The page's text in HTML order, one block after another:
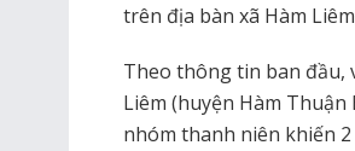
trên địa bàn xã Hàm
Theo thông tin ban đầu,
Liêm (huyện Hàm
nhóm thanh niên khiến